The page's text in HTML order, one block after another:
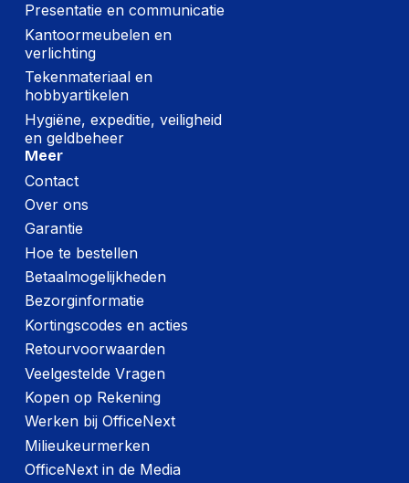
Presentatie en communicatie
Kantoormeubelen en
verlichting
Tekenmateriaal en
hobbyartikelen
Hygiëne, expeditie, veiligheid
en geldbeheer
Meer
Contact
Over ons
Garantie
Hoe te bestellen
Betaalmogelijkheden
Bezorginformatie
Kortingscodes en acties
Retourvoorwaarden
Veelgestelde Vragen
Kopen op Rekening
Werken bij OfficeNext
Milieukeurmerken
OfficeNext in de Media